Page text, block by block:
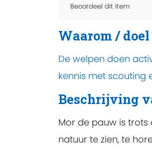
Beoordeel dit item
Waarom /
De welpen doen
kennis met scouting
Beschrijving
Mor de pauw is
natuur te zien, te